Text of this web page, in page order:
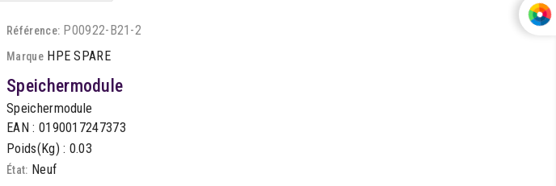
Référence: P00922-B21-2
Marque HPE SPARE
Speichermodule
Speichermodule
EAN : 0190017247373
Poids(Kg) : 0.03
État: Neuf